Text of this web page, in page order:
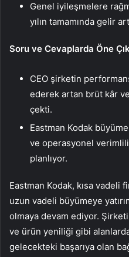
Genel iyileşmelere
yılın tamamında gelir
Soru ve Cevaplarda Öne
CEO şirketin
ederek artan brüt kâr
çekti.
Eastman Kodak
ve operasyonel
planlıyor.
Eastman Kodak, kısa vadeli
uzun vadeli büyümeye
olmaya devam ediyor.
ve ürün yeniliği gibi
gelecekteki başarıya olan